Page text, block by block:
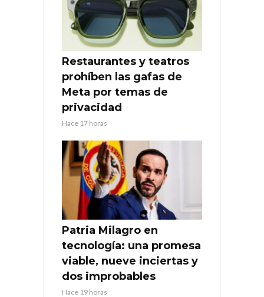
Restaurantes y teatros
prohíben las gafas de
Meta por temas de
privacidad
Hace 17 horas
Patria Milagro en
tecnología: una promesa
viable, nueve inciertas y
dos improbables
Hace 19 horas